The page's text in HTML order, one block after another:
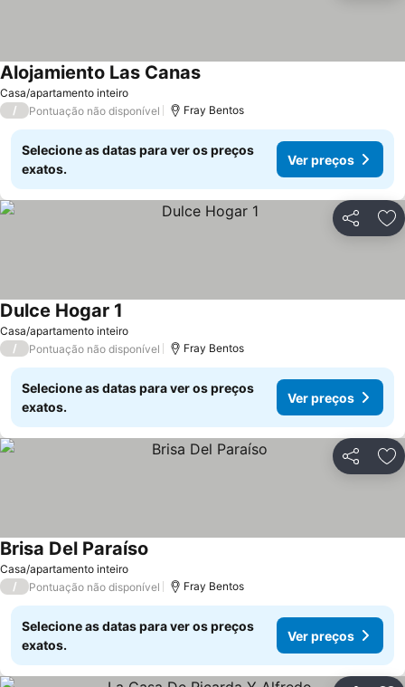
Casa/apartamento inteiro
Alojamiento Las Canas
/ Pontuação não disponível Fray Bentos
Selecione as datas para ver os preços
exatos.
Ver preços
Partilhar
Casa/apartamento inteiro
Dulce Hogar 1
/ Pontuação não disponível Fray Bentos
Selecione as datas para ver os preços
exatos.
Ver preços
Partilhar
Casa/apartamento inteiro
Brisa Del Paraíso
/ Pontuação não disponível Fray Bentos
Selecione as datas para ver os preços
exatos.
Ver preços